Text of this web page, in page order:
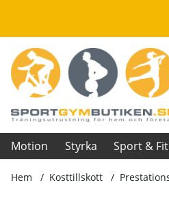
Motion Styrka Sport &
Hem Kosttillskott